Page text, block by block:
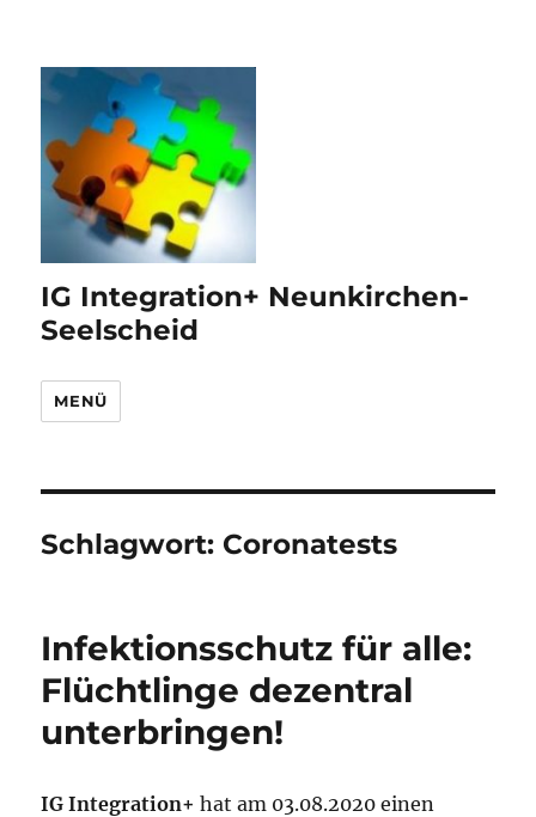
IG Integration+ Neunkirchen-
Seelscheid
MENÜ
Schlagwort: Coronatests
Infektionsschutz für alle:
Flüchtlinge dezentral
unterbringen!
IG Integration+ hat am 03.08.2020 einen